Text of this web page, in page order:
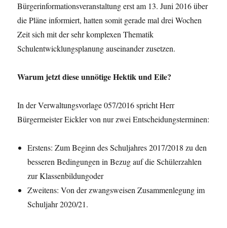
Bürgerinformationsveranstaltung erst am 13. Juni 2016 über
die Pläne informiert, hatten somit gerade mal drei Wochen
Zeit sich mit der sehr komplexen Thematik
Schulentwicklungsplanung auseinander zusetzen.
Warum jetzt diese unnötige Hektik und Eile?
In der Verwaltungsvorlage 057/2016 spricht Herr
Bürgermeister Eickler von nur zwei Entscheidungsterminen:
Erstens: Zum Beginn des Schuljahres 2017/2018 zu den
besseren Bedingungen in Bezug auf die Schülerzahlen
zur Klassenbildungoder
Zweitens: Von der zwangsweisen Zusammenlegung im
Schuljahr 2020/21.